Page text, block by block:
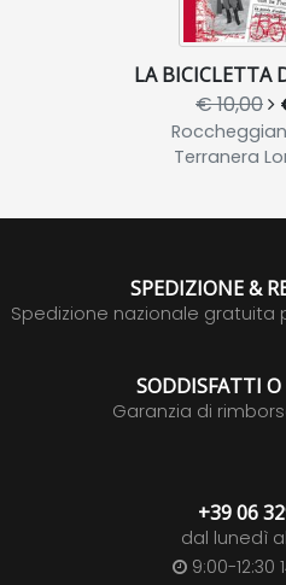
LA BICICLETTA
€ 10,00
Terranera
SPEDIZIONE &
Spedizione nazionale gratuita
SODDISFATTI
Garanzia di
+39 06
dal lunedì
9:00-12:30